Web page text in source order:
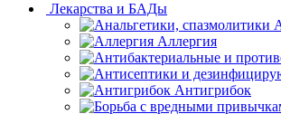
Лекарства и БАДы
Аллергия
Антигрибок